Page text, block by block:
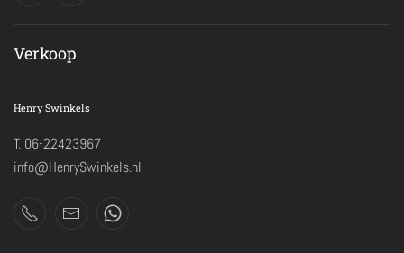
Verkoop
Henry Swinkels
T. 06-22423967
info@HenrySwinkels.nl